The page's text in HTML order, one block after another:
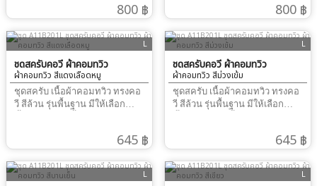
ชื่อ และ โลโก้ได้ผ้าไม่ติดขน800 ฿
ชื่อ และ โลโก้ได้ผ้าไม่ติดขน800 ฿
L
ชุดสครับคอวี ผ้าคอมทวิว
ผ้าคอมทวิว สีแดงเลือดหมู
ชุดสครับ เนื้อผ้าคอมทวิว ทรงคอ
วี สีล้วน รุ่นพื้นฐาน มีให้เลือก
โลโก้ หากใช้งานในกลุ่มงาน
คอตตอน เสื้อติดขนบ้างตามปรกติ
ของผ้าคอตตอน คำแนะนำใน
645 ฿
L
ชุดสครับคอวี ผ้าคอมทวิว
ผ้าคอมทวิว สีม่วงเข้ม
ชุดสครับ เนื้อผ้าคอมทวิว ทรงคอ
วี สีล้วน รุ่นพื้นฐาน มีให้เลือก
โลโก้ หากใช้งานในกลุ่มงาน
คอตตอน เสื้อติดขนบ้างตามปรกติ
ของผ้าคอตตอน คำแนะนำใน
645 ฿
L L